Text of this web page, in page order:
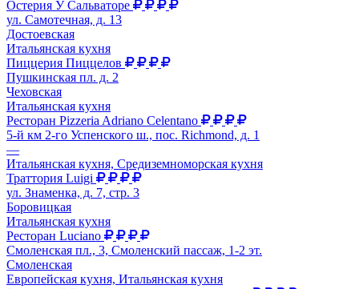
Остерия У Сальваторе
ул. Самотечная, д. 13
Достоевская
Итальянская кухня
Пиццерия Пиццелов
Пушкинская пл. д. 2
Чеховская
Итальянская кухня
Ресторан Pizzeria Adriano Celentano
5-й км 2-го Успенского ш., пос. Richmond, д. 1
—
Итальянская кухня, Средиземноморская кухня
Траттория Luigi
ул. Знаменка, д. 7, стр. 3
Боровицкая
Итальянская кухня
Ресторан Luciano
Смоленская пл., 3, Смоленский пассаж, 1-2 эт.
Смоленская
Европейская кухня, Итальянская кухня